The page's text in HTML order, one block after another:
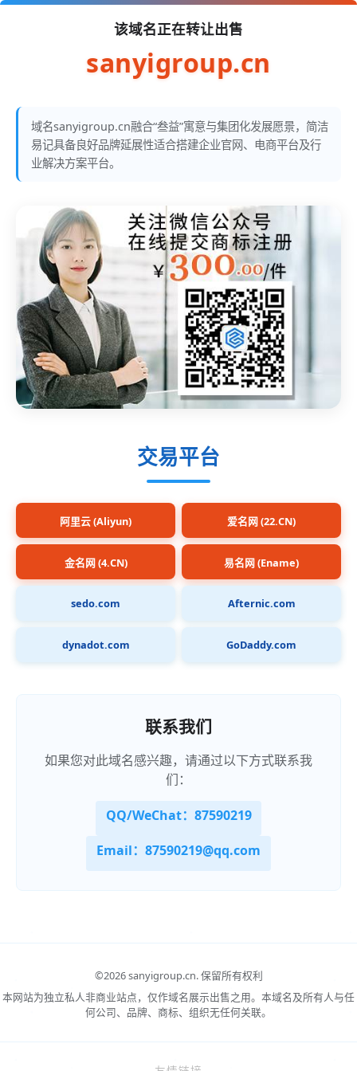
该域名正在转让出售
sanyigroup.cn
域名sanyigroup.cn融合“叁益”寓意与集团化发展愿景，简洁
易记具备良好品牌延展性适合搭建企业官网、电商平台及行
业解决方案平台。
交易平台
阿里云 (Aliyun) 爱名网 (22.CN)
金名网 (4.CN) 易名网 (Ename)
sedo.com Afternic.com
dynadot.com GoDaddy.com
联系我们
如果您对此域名感兴趣，请通过以下方式联系我
们：
QQ/WeChat：87590219
Email：87590219@qq.com
©2026 sanyigroup.cn.保留所有权利
本网站为独立私人非商业站点，仅作域名展示出售之用。本域名及所有人与任
何公司、品牌、商标、组织无任何关联。